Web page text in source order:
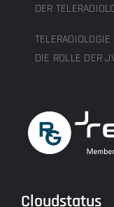
DER
DIE ROLLE DER
Cloudstatus